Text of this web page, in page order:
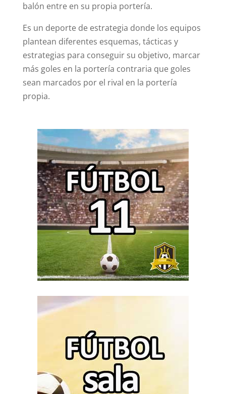
balón entre en su propia portería.
Es un deporte de estrategia donde los equipos
plantean diferentes esquemas, tácticas y
estrategias para conseguir su objetivo, marcar
más goles en la portería contraria que goles
sean marcados por el rival en la portería
propia.